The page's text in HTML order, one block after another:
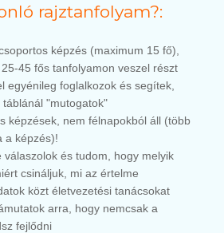
rajztanfolyam?:
képzés (maximum 15 fő),
45 fős tanfolyamon veszel részt
egyénileg foglalkozok és segítek,
táblánál "mutogatok"
képzések, nem félnapokból áll (több
a képzés)!
válaszolok és tudom, hogy melyik
csináljuk, mi az értelme
közt életvezetési tanácsokat
arra, hogy nemcsak a
fejlődni